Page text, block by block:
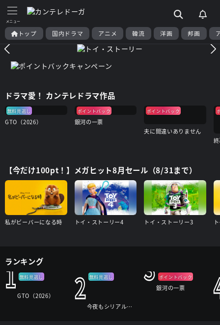
トップ 国内ドラマ アニメ 韓流 洋画 邦画
ドラマ愛！ カンテレドラマ作品
無料見逃し
GTO（2026）
ポイントバック
銀河の一票
ポイントバック
夫に間違いありません
【今だけ100pt！】メガヒット8月セール（8/31まで）
私がビーバーになる時 トイ・ストーリー4 トイ・ストーリー3
ランキング
1 無料見逃し
GTO（2026） 2 無料見逃し
今夜もシリアルキラーと待ち合わせ
3 ポイントバック
銀河の一票